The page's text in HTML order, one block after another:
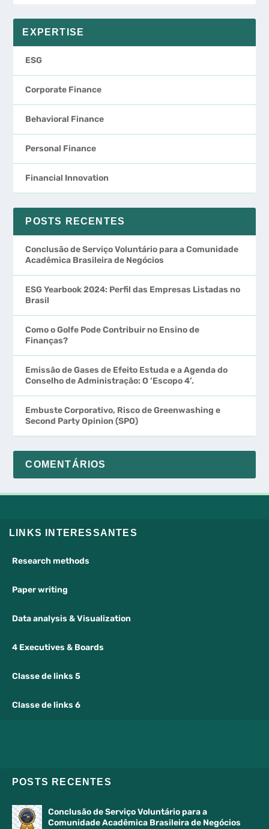
EXPERTISE
ESG
Corporate Finance
Behavioral Finance
Personal Finance
Financial Innovation
POSTS RECENTES
Conclusão de Serviço Voluntário para a Comunidade
Acadêmica Brasileira de Negócios
ESG Yearbook 2024: Perfil das Empresas Listadas no
Brasil
Como o Golfe Pode Contribuir no Ensino de
Finanças?
Emissão de Gases de Efeito Estuda e a Agenda do
Conselho de Administração: O ‘Escopo 4’.
Embuste Corporativo, Risco de Greenwashing e
Second Party Opinion (SPO)
COMENTÁRIOS
LINKS INTERESSANTES
Research methods
Paper writing
Data analysis & Visualization
4 Executives & Boards
Classe de links 5
Classe de links 6
POSTS RECENTES
Conclusão de Serviço Voluntário para a
Comunidade Acadêmica Brasileira de Negócios